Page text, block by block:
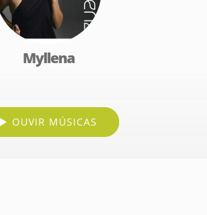
Myllena
OUVIR MÚSICAS